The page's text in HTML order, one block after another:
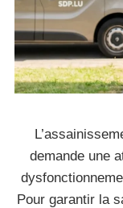
demande une
Pour garantir la